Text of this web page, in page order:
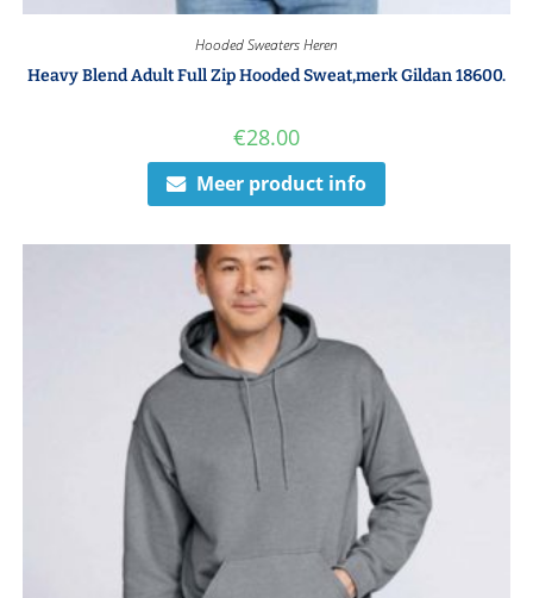
Hooded Sweaters Heren
Heavy Blend Adult Full Zip Hooded Sweat,merk Gildan 18600.
€28.00
Meer product info